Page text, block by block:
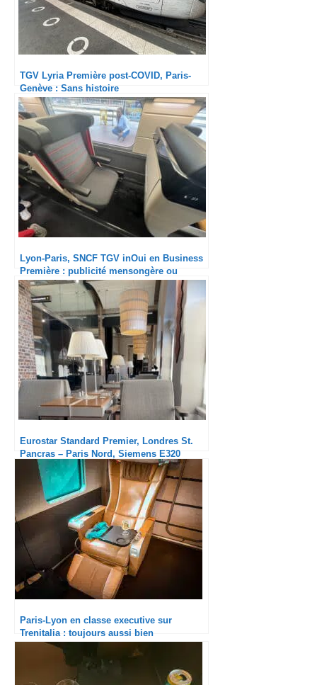
TGV Lyria Première post-COVID, Paris-
Genève : Sans histoire
Lyon-Paris, SNCF TGV inOui en Business
Première : publicité mensongère ou
arnaque délibérée ?
Eurostar Standard Premier, Londres St.
Pancras – Paris Nord, Siemens E320
Paris-Lyon en classe executive sur
Trenitalia : toujours aussi bien